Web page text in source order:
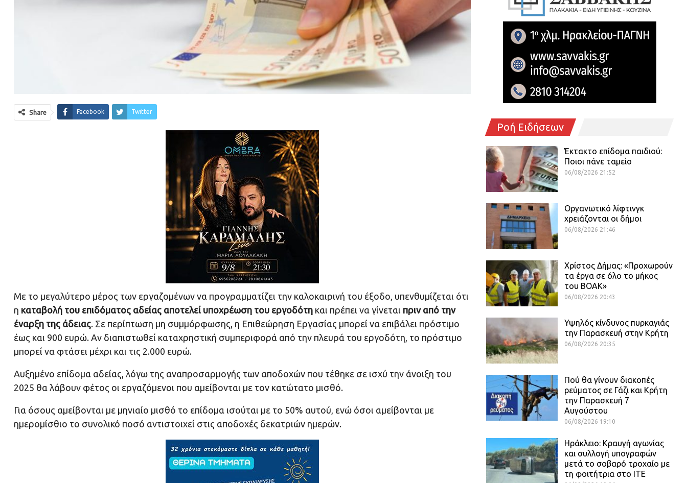
Share Facebook Twitter
Με το μεγαλύτερο μέρος των εργαζομένων να προγραμματίζει την καλοκαιρινή του έξοδο, υπενθυμίζεται ότι
η καταβολή του επιδόματος αδείας αποτελεί υποχρέωση του εργοδότη και πρέπει να γίνεται πριν από την
έναρξη της άδειας. Σε περίπτωση μη συμμόρφωσης, η Επιθεώρηση Εργασίας μπορεί να επιβάλει πρόστιμο
έως και 900 ευρώ. Αν διαπιστωθεί καταχρηστική συμπεριφορά από την πλευρά του εργοδότη, το πρόστιμο
μπορεί να φτάσει μέχρι και τις 2.000 ευρώ.
Αυξημένο επίδομα αδείας, λόγω της αναπροσαρμογής των αποδοχών που τέθηκε σε ισχύ την άνοιξη του
2025 θα λάβουν φέτος οι εργαζόμενοι που αμείβονται με τον κατώτατο μισθό.
Για όσους αμείβονται με μηνιαίο μισθό το επίδομα ισούται με το 50% αυτού, ενώ όσοι αμείβονται με
ημερομίσθιο το συνολικό ποσό αντιστοιχεί στις αποδοχές δεκατριών ημερών.
Ροή Ειδήσεων
Έκτακτο επίδομα παιδιού:
Ποιοι πάνε ταμείο
06/08/2026 21:52
Οργανωτικό λίφτινγκ
χρειάζονται οι δήμοι
06/08/2026 21:46
Χρίστος Δήμας: «Προχωρούν
τα έργα σε όλο το μήκος
του ΒΟΑΚ»
06/08/2026 20:43
Υψηλός κίνδυνος πυρκαγιάς
την Παρασκευή στην Κρήτη
06/08/2026 20:35
Πού θα γίνουν διακοπές
ρεύματος σε Γάζι και Κρήτη
την Παρασκευή 7
Αυγούστου
06/08/2026 19:10
Ηράκλειο: Κραυγή αγωνίας
και συλλογή υπογραφών
μετά το σοβαρό τροχαίο με
τη φοιτήτρια στο ΙΤΕ